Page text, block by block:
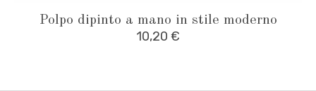
Polpo dipinto a mano in stile moderno
10,20 €